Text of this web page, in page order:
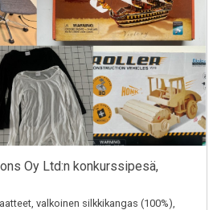
Oy Ltd:n konkurssipesä,
valkoinen silkkikangas (100%),